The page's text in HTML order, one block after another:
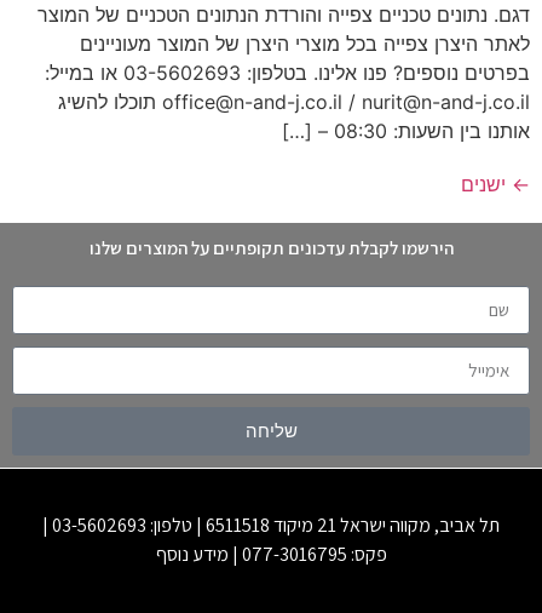
דגם. נתונים טכניים צפייה והורדת הנתונים הטכניים של המוצר
לאתר היצרן צפייה בכל מוצרי היצרן של המוצר מעוניינים
בפרטים נוספים? פנו אלינו. בטלפון: 03-5602693 או במייל:
office@n-and-j.co.il / nurit@n-and-j.co.il תוכלו להשיג
אותנו בין השעות: 08:30 – […]
← ישנים
הירשמו לקבלת עדכונים תקופתיים על המוצרים שלנו
שליחה
תל אביב, מקווה ישראל 21 מיקוד 6511518 | טלפון: 03-5602693 |
פקס: 077-3016795 |
מידע נוסף